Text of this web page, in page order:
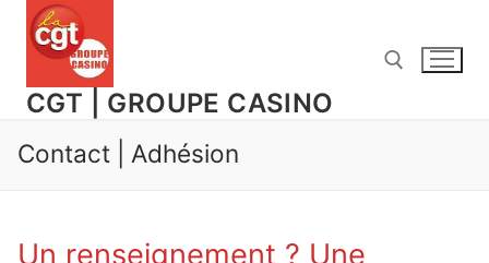
Aller
CGT | GROUPE CASINO
Rechercher :
Contact | Adhésion
Un renseignement ? Une